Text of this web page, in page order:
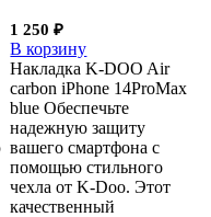
1 250₽
В корзину
Накладка K-DOO Air
carbon iPhone 14ProMax
blue Обеспечьте
надежную защиту
вашего смартфона с
помощью стильного
чехла от K-Doo. Этот
качественный